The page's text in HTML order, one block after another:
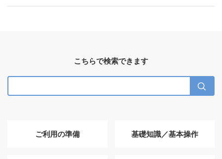
こちらで検索できます
ご利用の準備 基礎知識／基本操作